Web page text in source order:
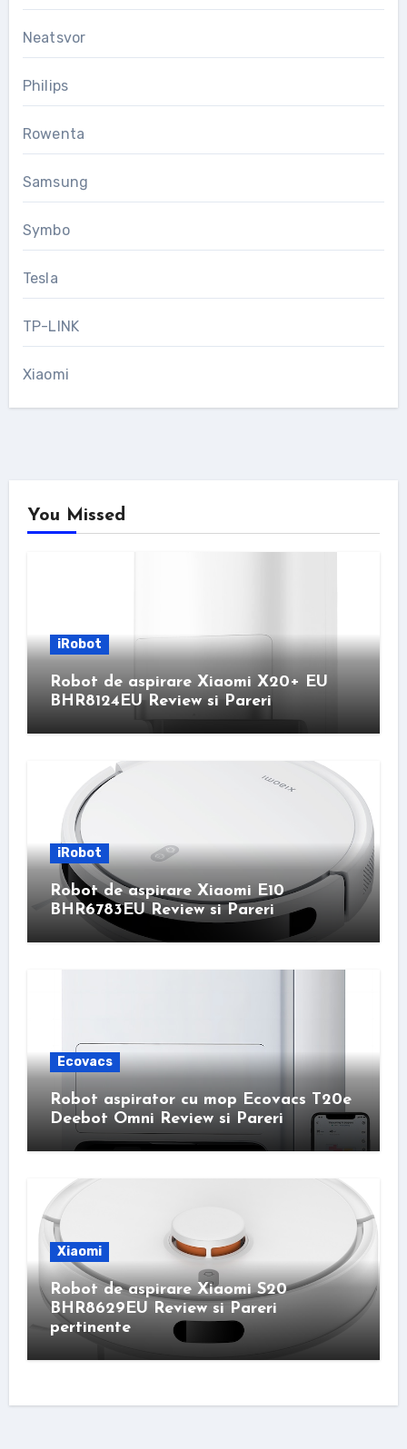
Neatsvor
Philips
Rowenta
Samsung
Symbo
Tesla
TP-LINK
Xiaomi
You Missed
iRobot
Robot de aspirare Xiaomi X20+ EU
BHR8124EU Review si Pareri
iRobot
Robot de aspirare Xiaomi E10
BHR6783EU Review si Pareri
Ecovacs
Robot aspirator cu mop Ecovacs T20e
Deebot Omni Review si Pareri
Xiaomi
Robot de aspirare Xiaomi S20
BHR8629EU Review si Pareri
pertinente